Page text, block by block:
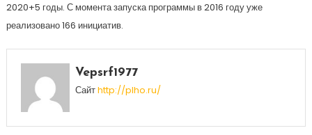
2020+5 годы. С момента запуска программы в 2016 году уже
реализовано 166 инициатив.
Vepsrf1977
Сайтhttp://plho.ru/